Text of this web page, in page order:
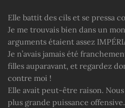
Elle battit des cils et se pressa
Je me trouvais bien dans un
arguments étaient assez
Je n’avais jamais été
filles auparavant, et regardez
contre moi !
Elle avait peut-être raison. Nous
plus grande puissance offensive.